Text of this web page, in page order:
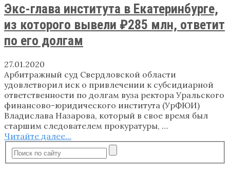
Экс-глава института в Екатеринбурге,
из которого вывели ₽285 млн, ответит
по его долгам
27.01.2020
Арбитражный суд Свердловской области
удовлетворил иск о привлечении к субсидиарной
ответственности по долгам вуза ректора Уральского
финансово-юридического института (УрФЮИ)
Владислава Назарова, который в свое время был
старшим следователем прокуратуры, …
Читайте далее...